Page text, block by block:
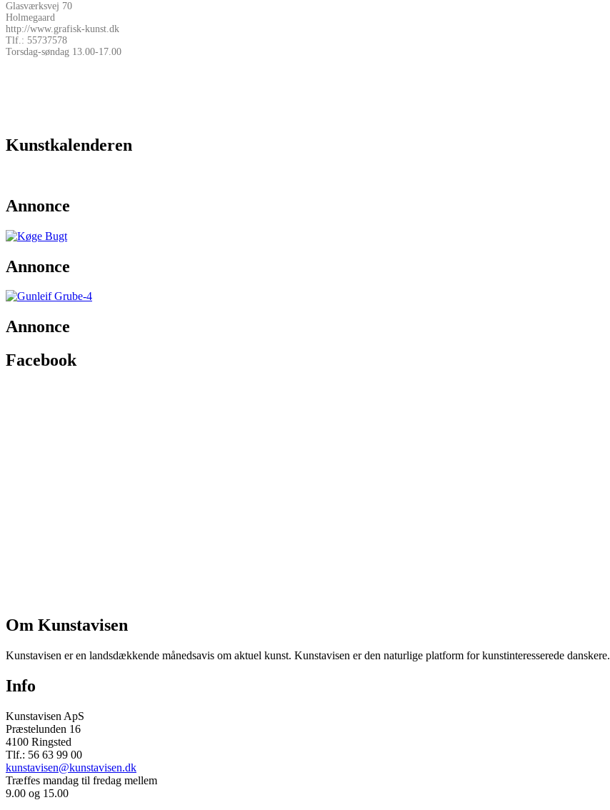
Glasværksvej 70
Holmegaard
http://www.grafisk-kunst.dk
Tlf.: 55737578
Torsdag-søndag 13.00-17.00
Kunstkalenderen
Annonce
Annonce
Annonce
Facebook
Om Kunstavisen
Kunstavisen er en landsdækkende månedsavis om aktuel kunst. Kunstavisen er den naturlige platform for kunstinteresserede danskere.
Info
Kunstavisen ApS
Præstelunden 16
4100 Ringsted
Tlf.: 56 63 99 00
kunstavisen@kunstavisen.dk
Træffes mandag til fredag mellem
9.00 og 15.00